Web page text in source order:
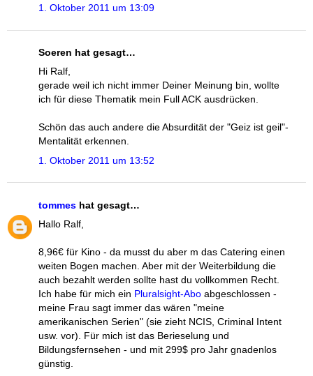
1. Oktober 2011 um 13:09
Soeren hat gesagt…
Hi Ralf,
gerade weil ich nicht immer Deiner Meinung bin, wollte
ich für diese Thematik mein Full ACK ausdrücken.
Schön das auch andere die Absurdität der "Geiz ist geil"-
Mentalität erkennen.
1. Oktober 2011 um 13:52
tommes hat gesagt…
Hallo Ralf,
8,96€ für Kino - da musst du aber m das Catering einen
weiten Bogen machen. Aber mit der Weiterbildung die
auch bezahlt werden sollte hast du vollkommen Recht.
Ich habe für mich ein Pluralsight-Abo abgeschlossen -
meine Frau sagt immer das wären "meine
amerikanischen Serien" (sie zieht NCIS, Criminal Intent
usw. vor). Für mich ist das Berieselung und
Bildungsfernsehen - und mit 299$ pro Jahr gnadenlos
günstig.